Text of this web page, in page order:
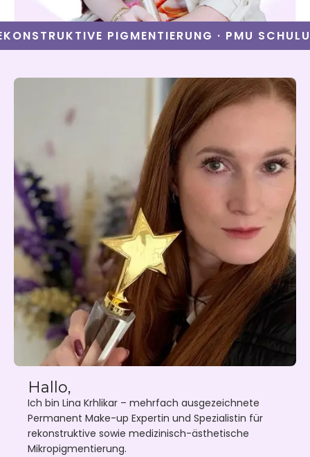
PIGMENTIERUNG · PMU
Hallo,
Ich bin Lina Krhlikar – mehrfach ausgezeichnete
Permanent Make-up Expertin und Spezialistin für
rekonstruktive sowie medizinisch-ästhetische
Mikropigmentierung.